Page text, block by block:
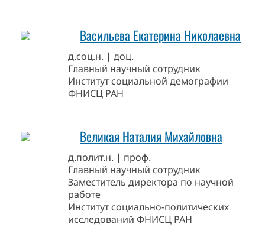
Васильева Екатерина Николаевна
д.соц.н. | доц.
Главный научный сотрудник
Институт социальной демографии
ФНИСЦ РАН
Великая Наталия Михайловна
д.полит.н. | проф.
Главный научный сотрудник
Заместитель директора по научной
работе
Институт социально-политических
исследований ФНИСЦ РАН